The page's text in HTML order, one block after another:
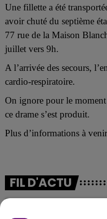
Une fillette a été
avoir chuté du septième
77 rue de la Maison
juillet vers 9h.
A l’arrivée des secours,
cardio-respiratoire.
On ignore pour le moment
ce drame s’est produit.
Plus d’informations à
FIL D'ACTU